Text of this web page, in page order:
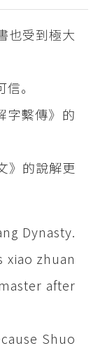
也受到極大
。
字繫傳》的
》的說解更
Dynasty.
xiao zhuan
after
Shuo